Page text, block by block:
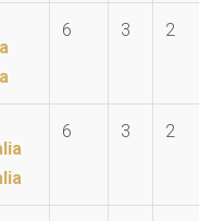
6 3 2
6 3 2